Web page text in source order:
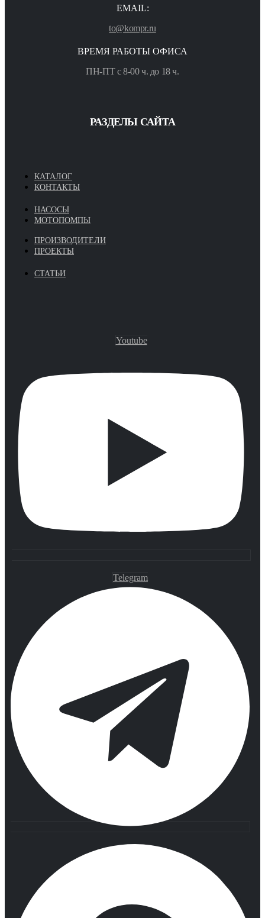
EMAIL:
to@kompr.ru
ВРЕМЯ РАБОТЫ ОФИСА
ПН-ПТ с 8-00 ч. до 18 ч.
РАЗДЕЛЫ САЙТА
КАТАЛОГ
КОНТАКТЫ
НАСОСЫ
МОТОПОМПЫ
ПРОИЗВОДИТЕЛИ
ПРОЕКТЫ
СТАТЬИ
Youtube
Telegram